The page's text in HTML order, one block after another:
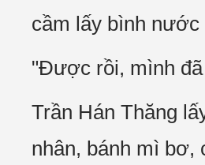
cầm lấy bình nước
"Được rồi, mình
Trần Hán Thăng
nhân, bánh mì bơ,